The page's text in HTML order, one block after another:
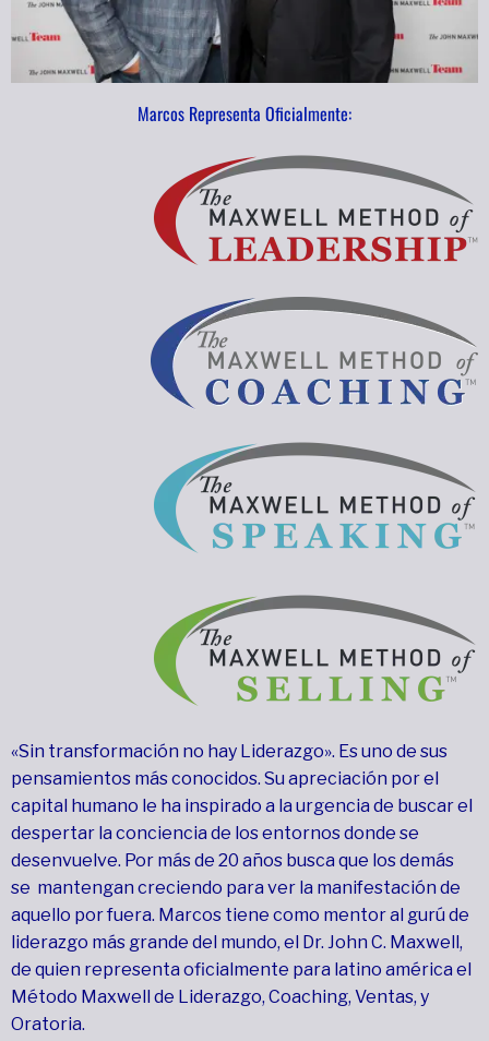
Marcos Representa Oficialmente:
«Sin transformación no hay Liderazgo». Es uno de sus
pensamientos más conocidos. Su apreciación por el
capital humano le ha inspirado a la urgencia de buscar el
despertar la conciencia de los entornos donde se
desenvuelve. Por más de 20 años busca que los demás
se mantengan creciendo para ver la manifestación de
aquello por fuera. Marcos tiene como mentor al gurú de
liderazgo más grande del mundo, el Dr. John C. Maxwell,
de quien representa oficialmente para latino américa el
Método Maxwell de Liderazgo, Coaching, Ventas, y
Oratoria.